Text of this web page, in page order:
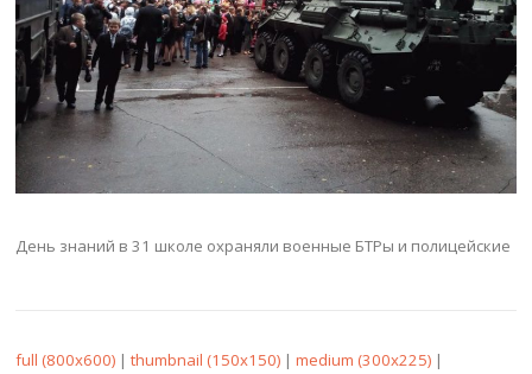
День знаний в 31 школе охраняли военные БТРы и полицейские
full (800x600) |thumbnail (150x150) |medium (300x225) |